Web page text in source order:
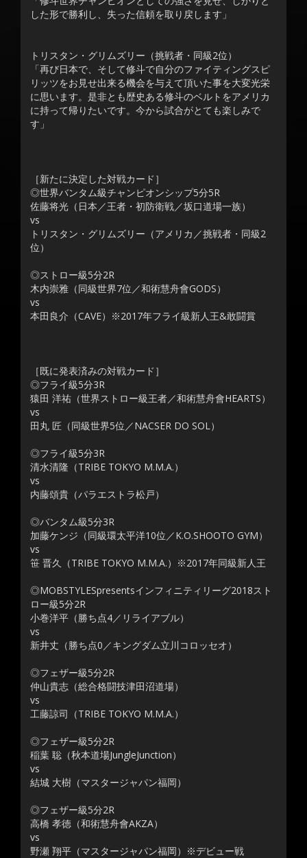
した形で勝利し、失った信頼を取り戻します」
トリスタン・グリムズリー（挑戦者・同級2位）
「再び日本で、そして修斗で自分のファイティングスピ
リッツをお見せ出来る機会を与えて頂いた事を大変光栄
に思います。是非とも歴史ある修斗のベルトをアメリカ
に持って帰りたいです。今から試合がとても楽しみで
す」
［新たに決定した対戦カード］
◎世界バンタム級チャンピオンシップ5分5R
佐藤将光（日本／王者・初防衛戦／坂口道場一族）
vs
トリスタン・グリムズリー（アメリカ／挑戦者・同級2
位）
◎ストロー級5分2R
木内崇雅（同級世界7位／和術慧舟會GODS）
vs
本田良介（CAVE）※2017年フライ級新人王&敢闘賞
［既に発表済みの対戦カード］
◎フライ級5分3R
猿田 洋祐（世界ストロー級王者／和術慧舟會HEARTS）
vs
田丸 匠（同級世界5位／NACSER DO SOL）
◎フライ級5分3R
清水清隆（TRIBE TOKYO M.M.A.）
vs
内藤頌貴（パラエストラ松戸）
◎バンタム級5分3R
加藤ケンジ（同級環太平洋10位／K.O.SHOOTO GYM）
vs
笹 晋久（TRIBE TOKYO M.M.A.）※2017年同級新人王
◎MOBSTYLESpresentsインフィニティリーグ2018スト
ロー級5分2R
小巻洋平（勝ち点4／リライアブル）
vs
新井丈（勝ち点0／キングダム立川コロッセオ）
◎フェザー級5分2R
仲山貴志（総合格闘技津田沼道場）
vs
工藤諒司（TRIBE TOKYO M.M.A.）
◎フェザー級5分2R
稲葉 聡（秋本道場JungleJunction）
vs
結城 大樹（マスタージャパン福岡）
◎フェザー級5分2R
高橋 孝徳（和術慧舟會AKZA）
vs
野瀬 翔平（マスタージャパン福岡）※デビュー戦